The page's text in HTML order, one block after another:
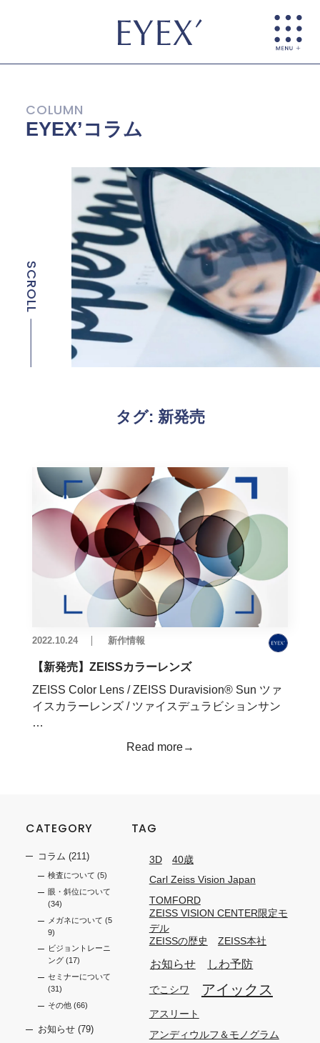
EYEX’コラム
SCROLL
タグ: 新発売
2022.10.24 新作情報
【新発売】ZEISSカラーレンズ
ZEISS Color Lens / ZEISS Duravision®︎ Sun ツァ
イスカラーレンズ / ツァイスデュラビションサン
…
Read more→
CATEGORY
コラム (211)
検査について (5)
眼・斜位について
(34)
メガネについて (5
9)
ビジョントレーニ
ング(17)
セミナーについて
(31)
その他(66)
お知らせ(79)
TAG
3D
40歳
Carl Zeiss Vision Japan
TOMFORD
ZEISS VISION CENTER限定モ
デル
ZEISSの歴史
ZEISS本社
お知らせ しわ予防
でこシワ アイックス
アスリート
アンディウルフ＆モノグラム